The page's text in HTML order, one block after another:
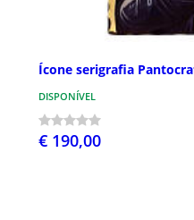
Ícone serigrafia
DISPONÍVEL
€ 190,00